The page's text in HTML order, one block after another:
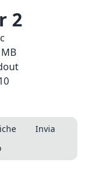
2
Invia